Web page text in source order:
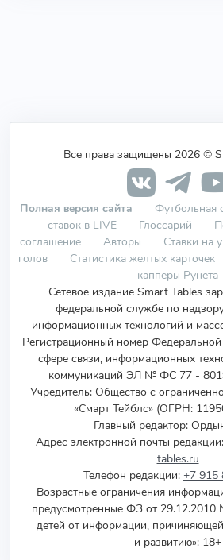
Все права защищены 2026 ©
Полная версия сайта Футбольная
ставок в LIVE
Глоссарий
соглашение
Авторы Ставки на
голов
Статистика желтых карточек
капперы Рунета
Сетевое издание Smart Tables
федеральной службе по
информационных технологий и
Регистрационный номер
сфере связи, информационных
коммуникаций ЭЛ № ФС 77 -
Учредитель: Общество с
«Смарт Тейблс» (ОГРН:
Главный редактор:
Адрес электронной почты редакции:
tables.ru
Телефон редакции: +7 915
Возрастные ограничения
предусмотренные ФЗ от
детей от информации,
и развитию»: 18+